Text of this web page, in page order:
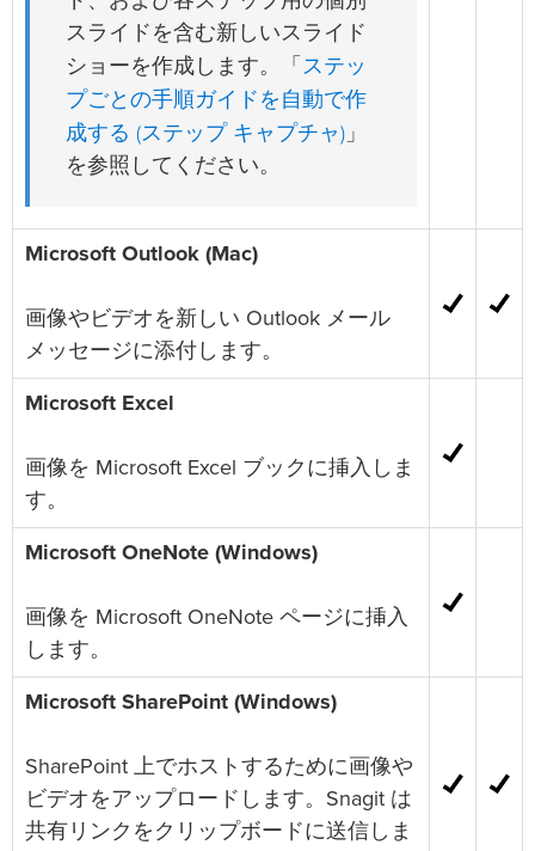
スライドを含む新しいスライド
ショーを作成します。「 ステッ
プごとの手順ガイドを自動で作
成する (ステップ キャプチャ) 」
を参照してください。
Microsoft Outlook (Mac)
画像やビデオを新しい Outlook メール
メッセージに添付します。
Microsoft Excel
画像を Microsoft Excel ブックに挿入しま
す。
Microsoft OneNote (Windows)
画像を Microsoft OneNote ページに挿入
します。
Microsoft SharePoint (Windows)
SharePoint 上でホストするために画像や
ビデオをアップロードします。Snagit は
共有リンクをクリップボードに送信しま